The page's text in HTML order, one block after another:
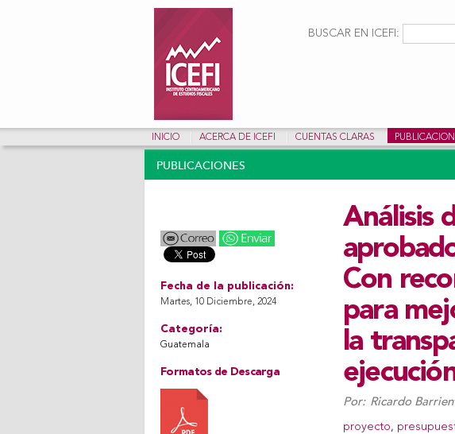
Formulario de
BUSCAR EN ICEFI:
INICIO ACERCA DE ICEFI CUENTAS CLARAS
PUBLICACIONES
Fecha de la publicación:
Martes, 10 Diciembre, 2024
Categoría:
Guatemala
Formatos de Descarga
Análisis
Con
para
la
Por: Ricardo
proyecto,